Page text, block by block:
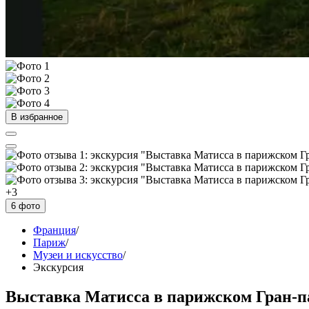
В избранное
+3
6 фото
Франция/
Париж/
Музеи и искусство/
Экскурсия
Выставка Матисса в парижском Гран-